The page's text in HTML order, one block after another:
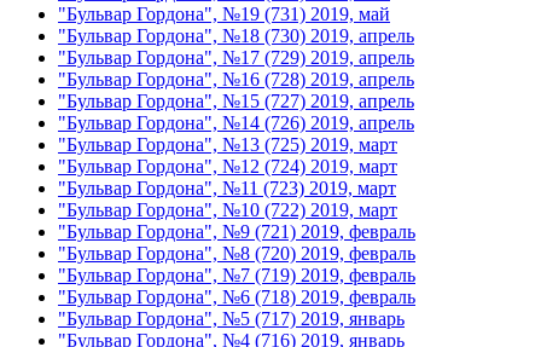
"Бульвар Гордона", №19 (731) 2019, май
"Бульвар Гордона", №18 (730) 2019, апрель
"Бульвар Гордона", №17 (729) 2019, апрель
"Бульвар Гордона", №16 (728) 2019, апрель
"Бульвар Гордона", №15 (727) 2019, апрель
"Бульвар Гордона", №14 (726) 2019, апрель
"Бульвар Гордона", №13 (725) 2019, март
"Бульвар Гордона", №12 (724) 2019, март
"Бульвар Гордона", №11 (723) 2019, март
"Бульвар Гордона", №10 (722) 2019, март
"Бульвар Гордона", №9 (721) 2019, февраль
"Бульвар Гордона", №8 (720) 2019, февраль
"Бульвар Гордона", №7 (719) 2019, февраль
"Бульвар Гордона", №6 (718) 2019, февраль
"Бульвар Гордона", №5 (717) 2019, январь
"Бульвар Гордона", №4 (716) 2019, январь